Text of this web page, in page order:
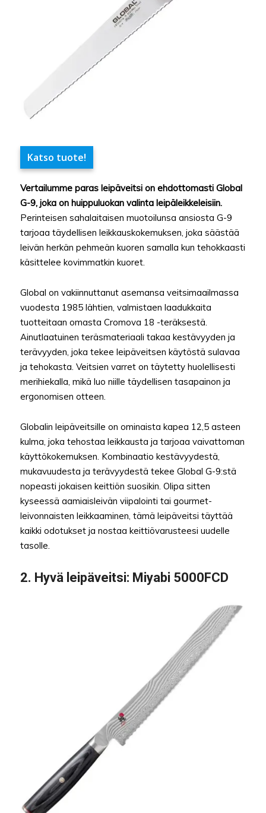
Katso tuote!
Vertailumme paras leipäveitsi on ehdottomasti Global
G-9, joka on huippuluokan valinta leipäleikkeleisiin.
Perinteisen sahalaitaisen muotoilunsa ansiosta G-9
tarjoaa täydellisen leikkauskokemuksen, joka säästää
leivän herkän pehmeän kuoren samalla kun tehokkaasti
käsittelee kovimmatkin kuoret.
Global on vakiinnuttanut asemansa veitsimaailmassa
vuodesta 1985 lähtien, valmistaen laadukkaita
tuotteitaan omasta Cromova 18 -teräksestä.
Ainutlaatuinen teräsmateriaali takaa kestävyyden ja
terävyyden, joka tekee leipäveitsen käytöstä sulavaa
ja tehokasta. Veitsien varret on täytetty huolellisesti
merihiekalla, mikä luo niille täydellisen tasapainon ja
ergonomisen otteen.
Globalin leipäveitsille on ominaista kapea 12,5 asteen
kulma, joka tehostaa leikkausta ja tarjoaa vaivattoman
käyttökokemuksen. Kombinaatio kestävyydestä,
mukavuudesta ja terävyydestä tekee Global G-9:stä
nopeasti jokaisen keittiön suosikin. Olipa sitten
kyseessä aamiaisleivän viipalointi tai gourmet-
leivonnaisten leikkaaminen, tämä leipäveitsi täyttää
kaikki odotukset ja nostaa keittiövarusteesi uudelle
tasolle.
2. Hyvä leipäveitsi: Miyabi 5000FCD